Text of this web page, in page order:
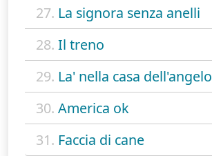
27. La signora senza anelli
28. Il treno
29. La' nella casa dell'angelo
30. America ok
31. Faccia di cane